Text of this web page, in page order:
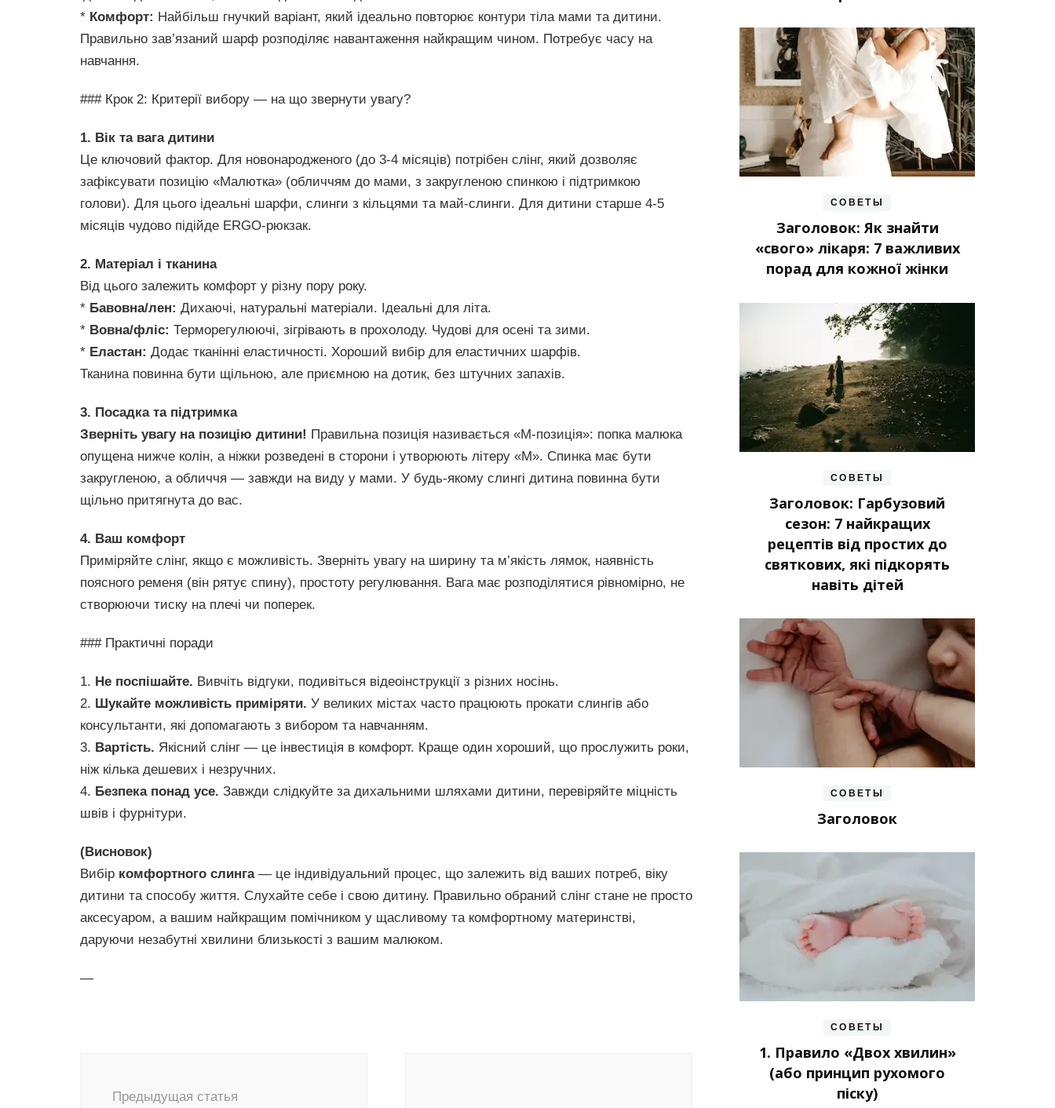
* Комфорт: Найбільш гнучкий варіант, який ідеально повторює контури тіла мами та дитини.
Правильно зав’язаний шарф розподіляє навантаження найкращим чином. Потребує часу на
навчання.
### Крок 2: Критерії вибору — на що звернути увагу?
1. Вік та вага дитини
Це ключовий фактор. Для новонародженого (до 3-4 місяців) потрібен слінг, який дозволяє
зафіксувати позицію «Малютка» (обличчям до мами, з закругленою спинкою і підтримкою
голови). Для цього ідеальні шарфи, слинги з кільцями та май-слинги. Для дитини старше 4-5
місяців чудово підійде ERGO-рюкзак.
2. Матеріал і тканина
Від цього залежить комфорт у різну пору року.
* Бавовна/лен: Дихаючі, натуральні матеріали. Ідеальні для літа.
* Вовна/фліс: Терморегулюючі, зігрівають в прохолоду. Чудові для осені та зими.
* Еластан: Додає тканінні еластичності. Хороший вибір для еластичних шарфів.
Тканина повинна бути щільною, але приємною на дотик, без штучних запахів.
3. Посадка та підтримка
Зверніть увагу на позицію дитини! Правильна позиція називається «М-позиція»: попка малюка
опущена нижче колін, а ніжки розведені в сторони і утворюють літеру «М». Спинка має бути
закругленою, а обличчя — завжди на виду у мами. У будь-якому слингі дитина повинна бути
щільно притягнута до вас.
4. Ваш комфорт
Приміряйте слінг, якщо є можливість. Зверніть увагу на ширину та м’якість лямок, наявність
поясного ременя (він рятує спину), простоту регулювання. Вага має розподілятися рівномірно, не
створюючи тиску на плечі чи поперек.
### Практичні поради
1. Не поспішайте. Вивчіть відгуки, подивіться відеоінструкції з різних носінь.
2. Шукайте можливість приміряти. У великих містах часто працюють прокати слингів або
консультанти, які допомагають з вибором та навчанням.
3. Вартість. Якісний слінг — це інвестиція в комфорт. Краще один хороший, що прослужить роки,
ніж кілька дешевих і незручних.
4. Безпека понад усе. Завжди слідкуйте за дихальними шляхами дитини, перевіряйте міцність
швів і фурнітури.
(Висновок)
Вибір комфортного слинга— це індивідуальний процес, що залежить від ваших потреб, віку
дитини та способу життя. Слухайте себе і свою дитину. Правильно обраний слінг стане не просто
аксесуаром, а вашим найкращим помічником у щасливому та комфортному материнстві,
даруючи незабутні хвилини близькості з вашим малюком.
—
Предыдущая статья
СОВЕТЫ
Заголовок: Як знайти
«свого» лікаря: 7 важливих
порад для кожної жінки
СОВЕТЫ
Заголовок: Гарбузовий
сезон: 7 найкращих
рецептів від простих до
святкових, які підкорять
навіть дітей
СОВЕТЫ
Заголовок
СОВЕТЫ
1. Правило «Двох хвилин»
(або принцип рухомого
піску)